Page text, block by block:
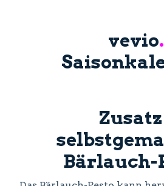
vevio.
Bärlauch-